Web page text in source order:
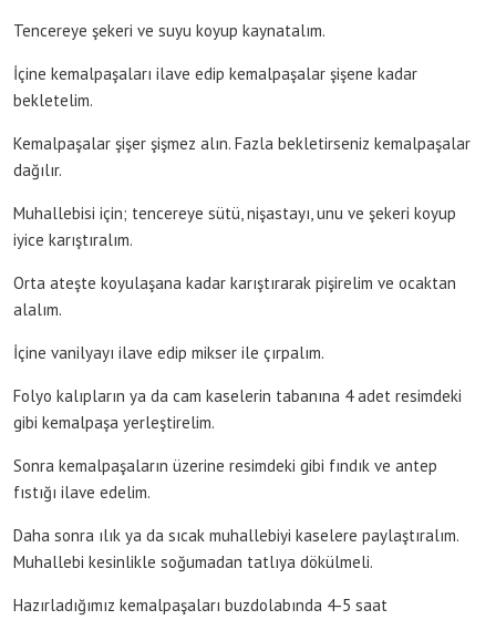
Tencereye şekeri ve suyu koyup kaynatalım.
İçine kemalpaşaları ilave edip kemalpaşalar şişene kadar
bekletelim.
Kemalpaşalar şişer şişmez alın. Fazla bekletirseniz kemalpaşalar
dağılır.
Muhallebisi için; tencereye sütü, nişastayı, unu ve şekeri koyup
iyice karıştıralım.
Orta ateşte koyulaşana kadar karıştırarak pişirelim ve ocaktan
alalım.
İçine vanilyayı ilave edip mikser ile çırpalım.
Folyo kalıpların ya da cam kaselerin tabanına 4 adet resimdeki
gibi kemalpaşa yerleştirelim.
Sonra kemalpaşaların üzerine resimdeki gibi fındık ve antep
fıstığı ilave edelim.
Daha sonra ılık ya da sıcak muhallebiyi kaselere paylaştıralım.
Muhallebi kesinlikle soğumadan tatlıya dökülmeli.
Hazırladığımız kemalpaşaları buzdolabında 4-5 saat